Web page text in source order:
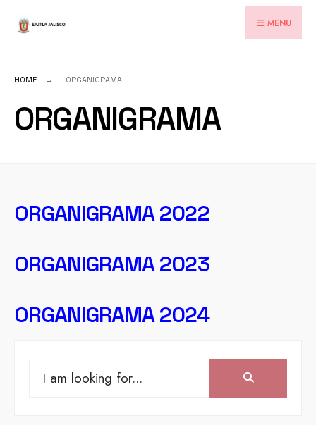
MENU
HOME ORGANIGRAMA
ORGANIGRAMA
ORGANIGRAMA 2022
ORGANIGRAMA 2023
ORGANIGRAMA 2024
Search